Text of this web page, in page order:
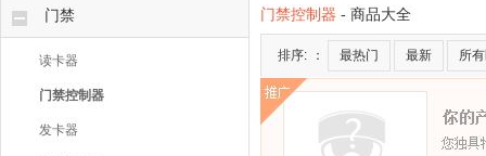
门禁
读卡器
门禁控制器
发卡器
门禁控制器 - 商品大全
排序: ： 最热门 最新 所